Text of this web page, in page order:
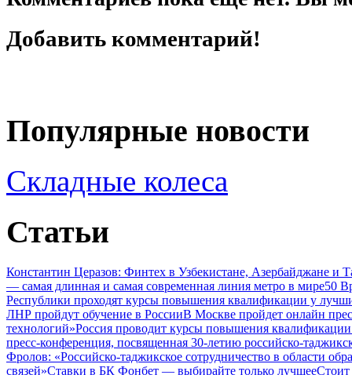
Добавить комментарий!
Популярные новости
Складные колеса
Статьи
Константин Церазов: Финтех в Узбекистане, Азербайджане
— самая длинная и самая современная линия метро в мире50
Республики проходят курсы повышения квалификации у
ЛНР пройдут обучение в РоссииВ Москве пройдет онлайн
технологий»Россия проводит курсы повышения квалификации
пресс-конференция, посвященная 30-летию российско-
Фролов: «Российско-таджикское сотрудничество в области
связей»Ставки в БК Фонбет — выбирайте только лучшееСтоит